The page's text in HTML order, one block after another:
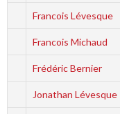
Francois Lévesque
Francois Michaud
Frédéric Bernier
Jonathan Lévesque